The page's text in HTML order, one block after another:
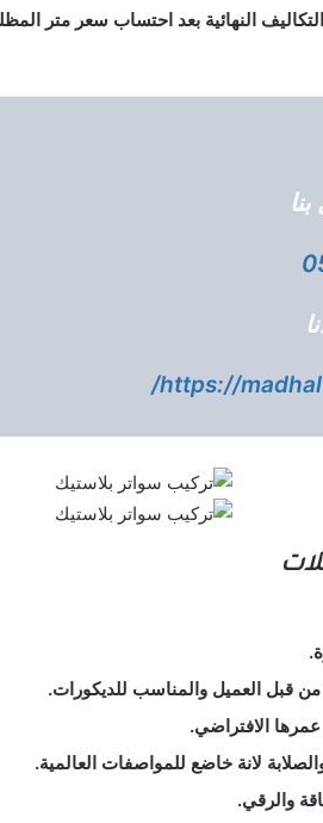
النهائية بعد احتساب سعر متر
https://
قبل العميل والمناسب للديكورات.
الافتراضي.
لانة خاضع للمواصفات العالمية.
والرقي.